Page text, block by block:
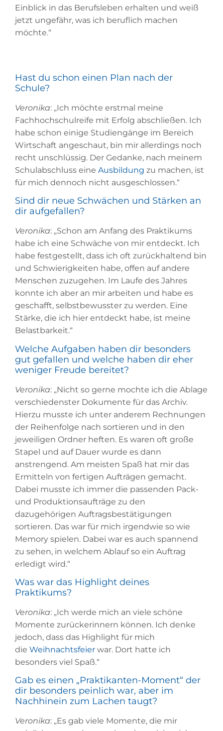
Einblick in das Berufsleben erhalten und weiß
jetzt ungefähr, was ich beruflich machen
möchte.“
Hast du schon einen Plan nach der
Schule?
Veronika: „Ich möchte erstmal meine
Fachhochschulreife mit Erfolg abschließen. Ich
habe schon einige Studiengänge im Bereich
Wirtschaft angeschaut, bin mir allerdings noch
recht unschlüssig. Der Gedanke, nach meinem
Schulabschluss eine Ausbildung zu machen, ist
für mich dennoch nicht ausgeschlossen.“
Sind dir neue Schwächen und Stärken an
dir aufgefallen?
Veronika: „Schon am Anfang des Praktikums
habe ich eine Schwäche von mir entdeckt. Ich
habe festgestellt, dass ich oft zurückhaltend bin
und Schwierigkeiten habe, offen auf andere
Menschen zuzugehen. Im Laufe des Jahres
konnte ich aber an mir arbeiten und habe es
geschafft, selbstbewusster zu werden. Eine
Stärke, die ich hier entdeckt habe, ist meine
Belastbarkeit.“
Welche Aufgaben haben dir besonders
gut gefallen und welche haben dir eher
weniger Freude bereitet?
Veronika: „Nicht so gerne mochte ich die Ablage
verschiedenster Dokumente für das Archiv.
Hierzu musste ich unter anderem Rechnungen
der Reihenfolge nach sortieren und in den
jeweiligen Ordner heften. Es waren oft große
Stapel und auf Dauer wurde es dann
anstrengend. Am meisten Spaß hat mir das
Ermitteln von fertigen Aufträgen gemacht.
Dabei musste ich immer die passenden Pack-
und Produktionsaufträge zu den
dazugehörigen Auftragsbestätigungen
sortieren. Das war für mich irgendwie so wie
Memory spielen. Dabei war es auch spannend
zu sehen, in welchem Ablauf so ein Auftrag
erledigt wird.“
Was war das Highlight deines
Praktikums?
Veronika: „Ich werde mich an viele schöne
Momente zurückerinnern können. Ich denke
jedoch, dass das Highlight für mich
die Weihnachtsfeier war. Dort hatte ich
besonders viel Spaß.“
Gab es einen „Praktikanten-Moment“ der
dir besonders peinlich war, aber im
Nachhinein zum Lachen taugt?
Veronika: „Es gab viele Momente, die mir